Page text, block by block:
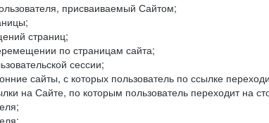
присваиваемый Сайтом;
страниц;
по страницам сайта;
сессии;
сайты, с которых пользователь по ссылке
на Сайте, по которым пользователь переходит на